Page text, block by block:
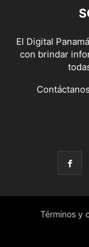
El Digital
con brindar
Términos y